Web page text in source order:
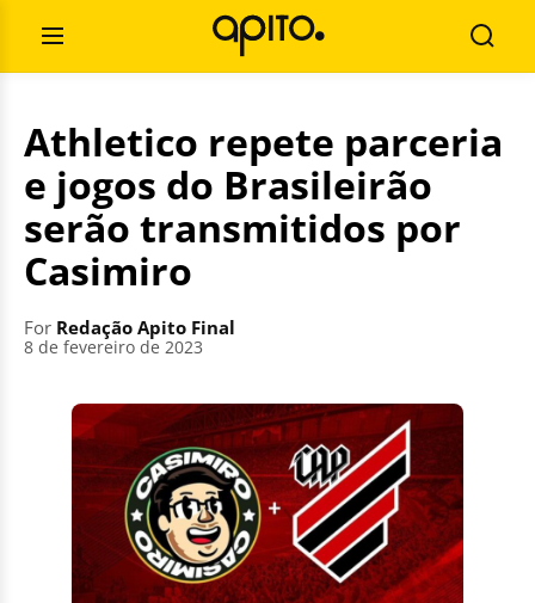
contentOpen
Menu
for:
Athletico repete parceria
e jogos do Brasileirão
serão transmitidos por
Casimiro
For Redação Apito Final
8 de fevereiro de 2023